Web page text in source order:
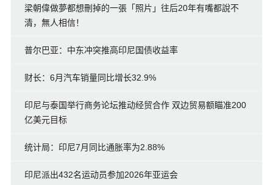
梁朝偉做夢都想刪掉的一張「照片」往后20年有嘴都說不
清，無人相信！
普尔巴亚：中东冲突推高印尼国债收益率
财长：6月汽车销量同比增长32.9%
印尼与泰国举行商务论坛推动经贸合作 双边贸易额瞄准200
亿美元目标
统计局：印尼7月同比通胀率为2.88%
印尼派出432名运动员参加2026年亚运会